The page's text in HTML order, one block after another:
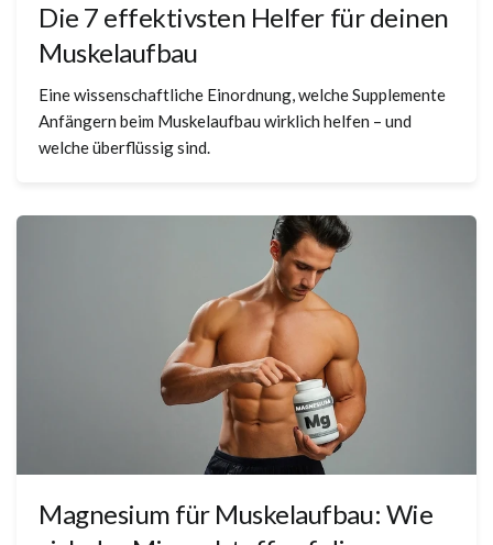
Die 7 effektivsten Helfer für deinen
Muskelaufbau
Eine wissenschaftliche Einordnung, welche Supplemente
Anfängern beim Muskelaufbau wirklich helfen – und
welche überflüssig sind.
Magnesium für Muskelaufbau: Wie